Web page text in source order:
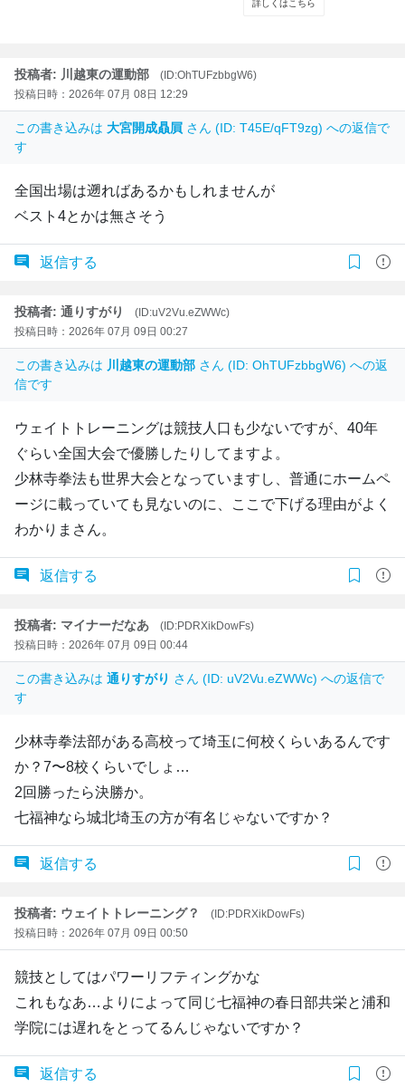
投稿者: 川越東の運動部
(ID:OhTUFzbbgW6)
投稿日時：2026年 07月 08日 12:29
この書き込みは 大宮開成贔屓 さん (ID: T45E/qFT9zg) への返信で
す
全国出場は遡ればあるかもしれませんが
ベスト4とかは無さそう
返信する
投稿者: 通りすがり
(ID:uV2Vu.eZWWc)
投稿日時：2026年 07月 09日 00:27
この書き込みは 川越東の運動部 さん (ID: OhTUFzbbgW6) への返
信です
ウェイトトレーニングは競技人口も少ないですが、40年
ぐらい全国大会で優勝したりしてますよ。
少林寺拳法も世界大会となっていますし、普通にホームペ
ージに載っていても見ないのに、ここで下げる理由がよく
わかりまさん。
返信する
投稿者: マイナーだなあ
(ID:PDRXikDowFs)
投稿日時：2026年 07月 09日 00:44
この書き込みは 通りすがり さん (ID: uV2Vu.eZWWc) への返信で
す
少林寺拳法部がある高校って埼玉に何校くらいあるんです
か？7〜8校くらいでしょ…
2回勝ったら決勝か。
七福神なら城北埼玉の方が有名じゃないですか？
返信する
投稿者: ウェイトトレーニング？
(ID:PDRXikDowFs)
投稿日時：2026年 07月 09日 00:50
競技としてはパワーリフティングかな
これもなあ…よりによって同じ七福神の春日部共栄と浦和
学院には遅れをとってるんじゃないですか？
返信する